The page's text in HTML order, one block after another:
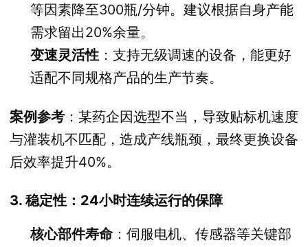
等因素降至300瓶/分钟。建议根据自身产能
需求留出20%余量。
变速灵活性 ：支持无级调速的设备，能更好
适配不同规格产品的生产节奏。
案例参考 ：某药企因选型不当，导致贴标机速度
与灌装机不匹配，造成产线瓶颈，最终更换设备
后效率提升40%。
3. 稳定性：24小时连续运行的保障
核心部件寿命：伺服电机、传感器等关键部